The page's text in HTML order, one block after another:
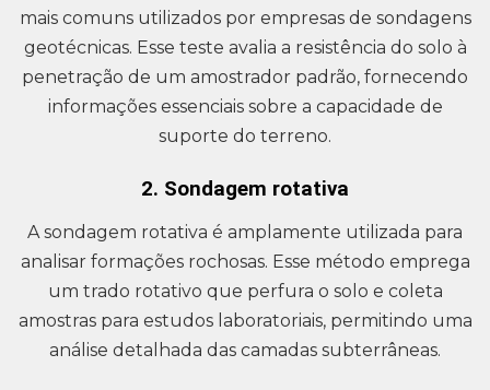
mais comuns utilizados por empresas de sondagens
geotécnicas. Esse teste avalia a resistência do solo à
penetração de um amostrador padrão, fornecendo
informações essenciais sobre a capacidade de
suporte do terreno.
2. Sondagem rotativa
A sondagem rotativa é amplamente utilizada para
analisar formações rochosas. Esse método emprega
um trado rotativo que perfura o solo e coleta
amostras para estudos laboratoriais, permitindo uma
análise detalhada das camadas subterrâneas.